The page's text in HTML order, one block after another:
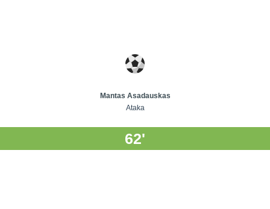
Mantas Asadauskas
Ataka
62'